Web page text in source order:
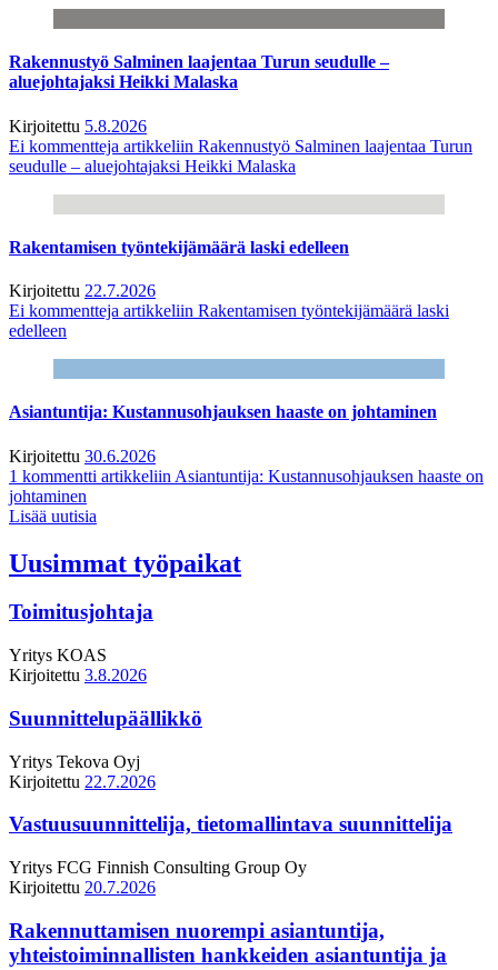
Rakennustyö Salminen laajentaa Turun seudulle –
aluejohtajaksi Heikki Malaska
Kirjoitettu 5.8.2026
Ei kommentteja artikkeliin Rakennustyö Salminen laajentaa Turun
seudulle – aluejohtajaksi Heikki Malaska
Rakentamisen työntekijämäärä laski edelleen
Kirjoitettu 22.7.2026
Ei kommentteja artikkeliin Rakentamisen työntekijämäärä laski
edelleen
Asiantuntija: Kustannusohjauksen haaste on johtaminen
Kirjoitettu 30.6.2026
1 kommentti artikkeliin Asiantuntija: Kustannusohjauksen haaste on
johtaminen
Lisää uutisia
Uusimmat työpaikat
Toimitusjohtaja
Yritys KOAS
Kirjoitettu 3.8.2026
Suunnittelupäällikkö
Yritys Tekova Oyj
Kirjoitettu 22.7.2026
Vastuusuunnittelija, tietomallintava suunnittelija
Yritys FCG Finnish Consulting Group Oy
Kirjoitettu 20.7.2026
Rakennuttamisen nuorempi asiantuntija,
yhteistoiminnallisten hankkeiden asiantuntija ja